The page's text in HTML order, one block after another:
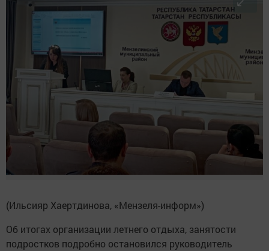
(Ильсияр Хаертдинова, «Мензеля-информ»)
Об итогах организации летнего отдыха, занятости
подростков подробно остановился руководитель